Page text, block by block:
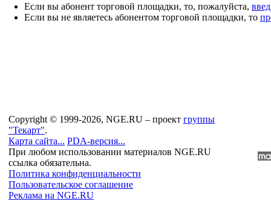
Если вы абонент торговой площадки, то, пожалуйста,
Если вы не являетесь абонентом торговой площадки, то
Copyright © 1999-2026, NGE.RU – проект группы
"Текарт".
Карта сайта... PDA-версия...
При любом использовании материалов NGE.RU
ссылка обязательна.
Политика конфиденциальности
Пользовательское соглашение
Реклама на NGE.RU